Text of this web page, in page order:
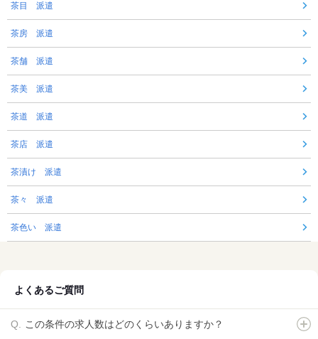
茶目 派遣
茶房 派遣
茶舗 派遣
茶美 派遣
茶道 派遣
茶店 派遣
茶漬け 派遣
茶々 派遣
茶色い 派遣
よくあるご質問
この条件の求人数はどのくらいありますか？